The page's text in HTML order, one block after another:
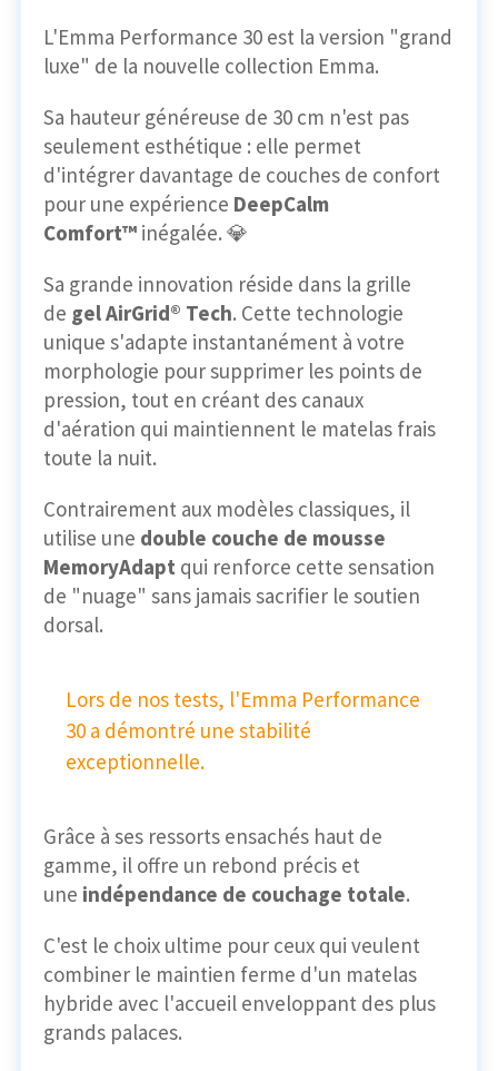
L'Emma Performance 30 est la version "grand
luxe" de la nouvelle collection Emma.
Sa hauteur généreuse de 30 cm n'est pas
seulement esthétique : elle permet
d'intégrer davantage de couches de confort
pour une expérience DeepCalm
Comfort™ inégalée. 💎
Sa grande innovation réside dans la grille
de gel AirGrid® Tech. Cette technologie
unique s'adapte instantanément à votre
morphologie pour supprimer les points de
pression, tout en créant des canaux
d'aération qui maintiennent le matelas frais
toute la nuit.
Contrairement aux modèles classiques, il
utilise une double couche de mousse
MemoryAdapt qui renforce cette sensation
de "nuage" sans jamais sacrifier le soutien
dorsal.
Lors de nos tests, l'Emma Performance
30 a démontré une stabilité
exceptionnelle.
Grâce à ses ressorts ensachés haut de
gamme, il offre un rebond précis et
une indépendance de couchage totale.
C'est le choix ultime pour ceux qui veulent
combiner le maintien ferme d'un matelas
hybride avec l'accueil enveloppant des plus
grands palaces.